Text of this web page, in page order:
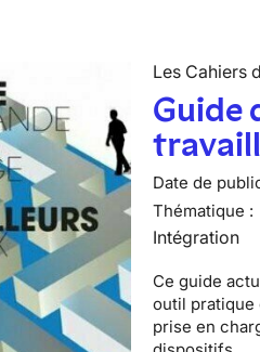
Les Cahiers
Guide
Date de
Thématique :
Intégration
Ce guide
outil pratique
prise en